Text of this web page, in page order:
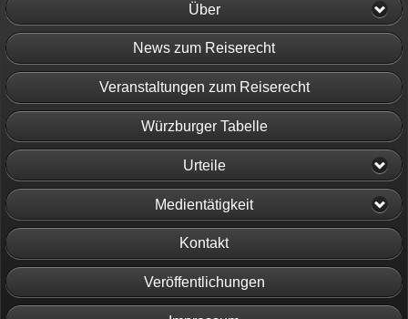
Über
News zum Reiserecht
Veranstaltungen zum Reiserecht
Würzburger Tabelle
Urteile
Medientätigkeit
Kontakt
Veröffentlichungen